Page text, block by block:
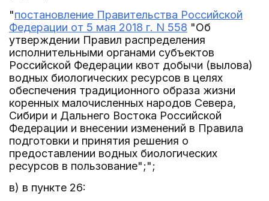
"постановление Правительства Российской
Федерации от 5 мая 2018 г. N 558 "Об
утверждении Правил распределения
исполнительными органами субъектов
Российской Федерации квот добычи (вылова)
водных биологических ресурсов в целях
обеспечения традиционного образа жизни
коренных малочисленных народов Севера,
Сибири и Дальнего Востока Российской
Федерации и внесении изменений в Правила
подготовки и принятия решения о
предоставлении водных биологических
ресурсов в пользование";";
в) в пункте 26: